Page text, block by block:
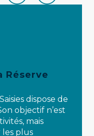
Réserve
dispose de
objectif n’est
mais
plus